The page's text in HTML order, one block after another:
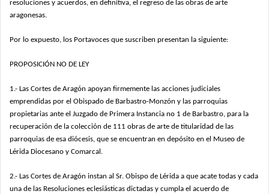
resoluciones y acuerdos, en definitiva, el regreso de las obras de arte
aragonesas.
Por lo expuesto, los Portavoces que suscriben presentan la siguiente:
PROPOSICIÓN NO DE LEY
1.- Las Cortes de Aragón apoyan firmemente las acciones judiciales
emprendidas por el Obispado de Barbastro-Monzón y las parroquias
propietarias ante el Juzgado de Primera Instancia no 1 de Barbastro, para la
recuperación de la colección de 111 obras de arte de titularidad de las
parroquias de esa diócesis, que se encuentran en depósito en el Museo de
Lérida Diocesano y Comarcal.
2.- Las Cortes de Aragón instan al Sr. Obispo de Lérida a que acate todas y cada
una de las Resoluciones eclesiásticas dictadas y cumpla el acuerdo de